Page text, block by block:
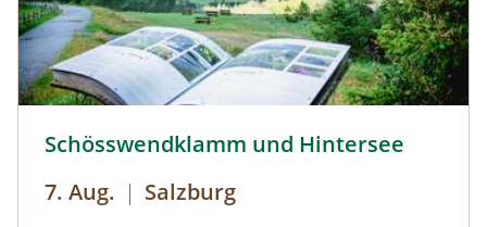
Schösswendklamm und Hintersee
7. Aug. | Salzburg